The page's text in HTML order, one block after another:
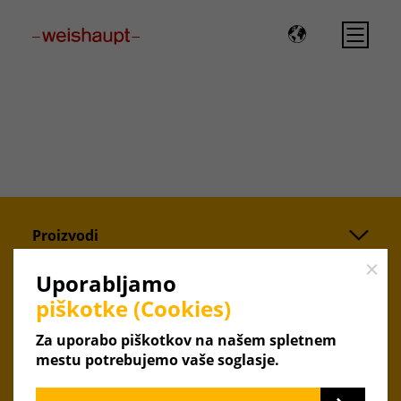
Proizvodi
Servis
Podjetje
Aktualno
Close
Uporabljamo
piškotke (Cookies)
Za uporabo piškotkov na našem spletnem
mestu potrebujemo vaše soglasje.